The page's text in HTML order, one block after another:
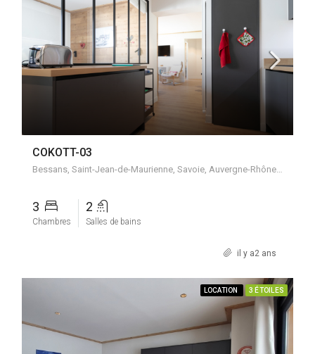
COKOTT-03
Bessans, Saint-Jean-de-Maurienne, Savoie, Auvergne-Rhône-Alpes, France métropolitaine, 73480, France
3
Chambres
2
Salles de bains
il y a2 ans
LOCATION 3 ÉTOILES